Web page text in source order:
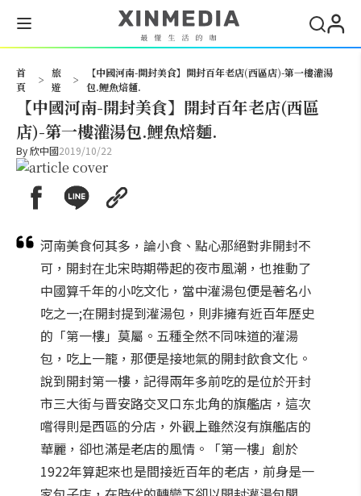
首
頁
>
旅
遊
>
【中國河南-開封美食】開封百年老店(西區店)-第一樓灌湯
包.鯉魚焙麵.
【中國河南-開封美食】開封百年老店(西區
店)-第一樓灌湯包.鯉魚焙麵.
By欣中國2019/10/22
河南美食何其多，論小食、點心那絕對非開封不
可，開封在北宋時期帶起的夜市風潮，也推動了
中國算千年的小吃文化，當中灌湯包便是著名小
吃之一;在開封提到灌湯包，則非擁有近百年歷史
的「第一樓」莫屬。五種全然不同味道的灌湯
包，吃上一籠，那便是接地氣的開封飲食文化。
說到開封第一樓，記得兩年多前吃的是位於开封
市三大街与晋安路交叉口东北角的旗艦店，這次
嚐得則是西區的分店，外觀上雖然沒有旗艦店的
華麗，卻也滿是老店的風情。「第一樓」創於
1922年算起來也是間接近百年的老店，前身是一